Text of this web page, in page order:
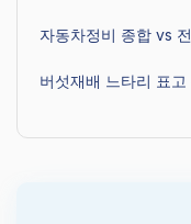
자동차정비 종합 vs
버섯재배 느타리 표